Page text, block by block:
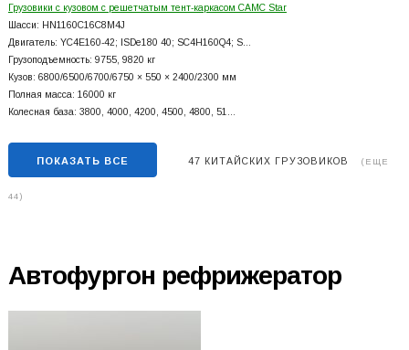
Грузовики с кузовом с решетчатым тент-каркасом CAMC Star
Шасси: HN1160C16C8M4J
Двигатель: YC4E160-42; ISDe180 40; SC4H160Q4; S…
Грузоподъемность: 9755, 9820 кг
Кузов: 6800/6500/6700/6750 × 550 × 2400/2300 мм
Полная масса: 16000 кг
Колесная база: 3800, 4000, 4200, 4500, 4800, 51…
ПОКАЗАТЬ ВСЕ 47 КИТАЙСКИХ ГРУЗОВИКОВ (ЕЩЕ
44)
Автофургон рефрижератор